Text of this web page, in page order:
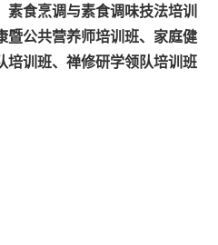
食烹调与素食调味技法培训
暨公共营养师培训班、家庭健
培训班、禅修研学领队培训班